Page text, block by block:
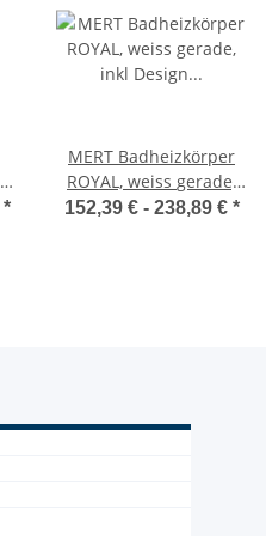
*
MERT Badheizkörper
ROYAL, weiss gerade,
inkl Design
152,39 € - 238,89 € *